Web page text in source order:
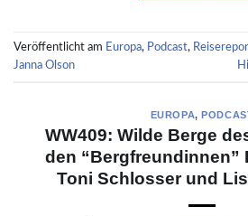
Veröffentlicht am Europa, Podcast,
Janna Olson
EUROPA,
WW409: Wilde Berge
den “Bergfreundinnen”
Toni Schlosser und